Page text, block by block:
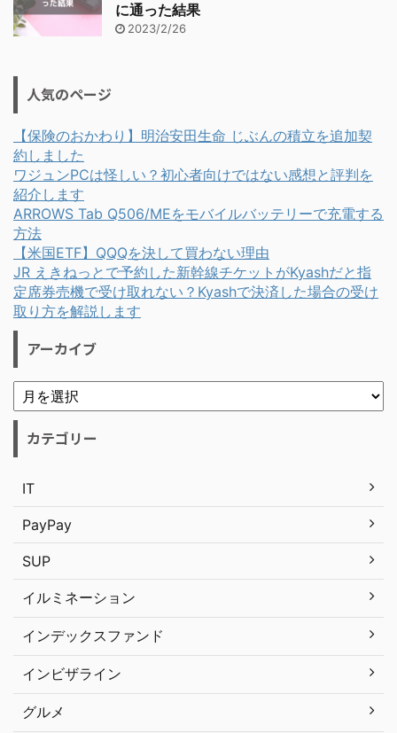
に通った結果
2023/2/26
人気のページ
【保険のおかわり】明治安田生命 じぶんの積立を追加契
約しました
ワジュンPCは怪しい？初心者向けではない感想と評判を
紹介します
ARROWS Tab Q506/MEをモバイルバッテリーで充電する
方法
【米国ETF】QQQを決して買わない理由
JR えきねっとで予約した新幹線チケットがKyashだと指
定席券売機で受け取れない？Kyashで決済した場合の受け
取り方を解説します
アーカイブ
カテゴリー
IT
PayPay
SUP
イルミネーション
インデックスファンド
インビザライン
グルメ